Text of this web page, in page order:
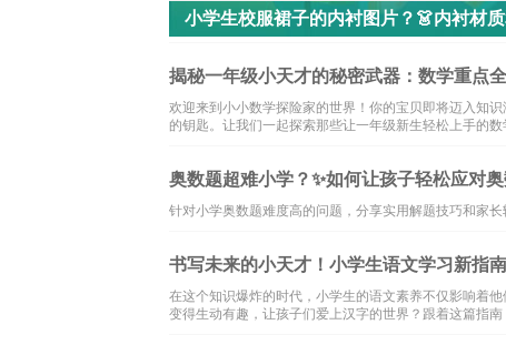
小学生校服裙子的内衬图片？👗内衬材
揭秘一年级小天才的秘密武器：数学重点
欢迎来到小小数学探险家的世界！你的宝贝即将迈入知
的钥匙。让我们一起探索那些让一年级新生轻松上手的
奥数题超难小学？✨如何让孩子轻松应对
针对小学奥数题难度高的问题，分享实用解题技巧和家
书写未来的小天才！小学生语文学习新指
在这个知识爆炸的时代，小学生的语文素养不仅影响着
变得生动有趣，让孩子们爱上汉字的世界？跟着这篇指